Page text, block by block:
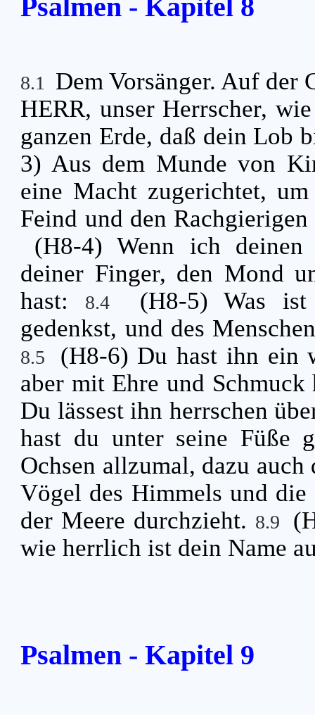
Psalmen - Kapitel 8
8.1 Dem Vorsänger. Auf
HERR, unser Herrscher,
ganzen Erde, daß dein Lob
3) Aus dem Munde von
eine Macht zugerichtet,
Feind und den
(H8-4) Wenn ich deinen
deiner Finger, den Mond
hast:
8.4
(H8-5) Was
gedenkst, und des
8.5
(H8-6) Du hast ihn ein
aber mit Ehre und
Du lässest ihn herrschen
hast du unter seine Füße
Ochsen allzumal, dazu
Vögel des Himmels und
der Meere durchzieht. 8.9
wie herrlich ist dein Name
Psalmen - Kapitel 9